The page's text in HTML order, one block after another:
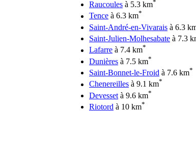
Raucoules à 5.3 km*
Tence à 6.3 km*
Saint-André-en-Vivarais à 6.3
Saint-Julien-Molhesabate à 7.3
Lafarre à 7.4 km*
Dunières à 7.5 km*
Saint-Bonnet-le-Froid à 7.6 km*
Chenereilles à 9.1 km*
Devesset à 9.6 km*
Riotord à 10 km*